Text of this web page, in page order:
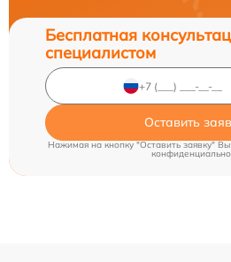
Бесплатная
специалистом
Оставить
Нажимая на кнопку "Оставить заявку"